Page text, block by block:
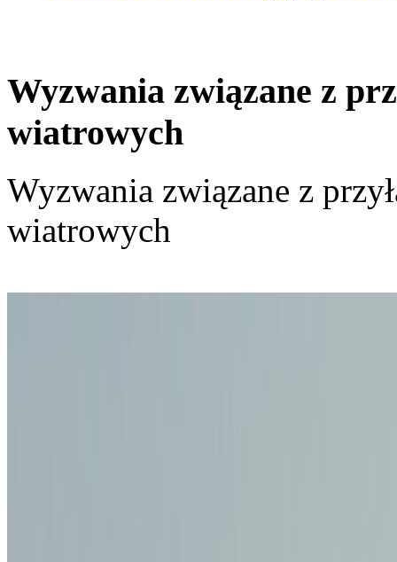
Wyzwania związane z
wiatrowych
Wyzwania związane z
wiatrowych